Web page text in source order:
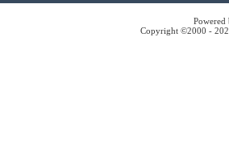
Copyright ©2000 -